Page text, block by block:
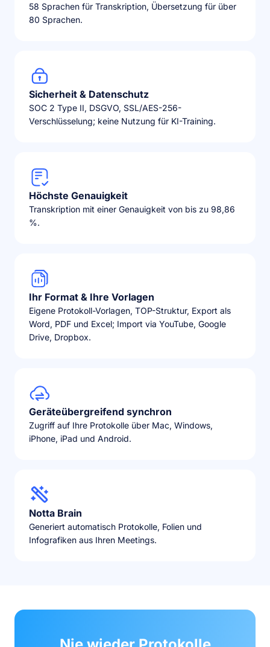
58 Sprachen für Transkription, Übersetzung für über
80 Sprachen.
Sicherheit & Datenschutz
SOC 2 Type II, DSGVO, SSL/AES-256-
Verschlüsselung; keine Nutzung für KI-Training.
Höchste Genauigkeit
Transkription mit einer Genauigkeit von bis zu 98,86
%.
Ihr Format & Ihre Vorlagen
Eigene Protokoll-Vorlagen, TOP-Struktur, Export als
Word, PDF und Excel; Import via YouTube, Google
Drive, Dropbox.
Geräteübergreifend synchron
Zugriff auf Ihre Protokolle über Mac, Windows,
iPhone, iPad und Android.
Notta Brain
Generiert automatisch Protokolle, Folien und
Infografiken aus Ihren Meetings.